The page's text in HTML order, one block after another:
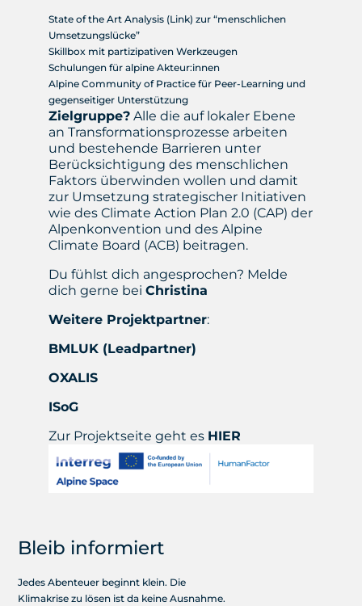
State of the Art Analysis (Link) zur “menschlichen
Umsetzungslücke”
Skillbox mit partizipativen Werkzeugen
Schulungen für alpine Akteur:innen
Alpine Community of Practice für Peer-Learning und
gegenseitiger Unterstützung
Zielgruppe?Alle die auf lokaler Ebene
an Transformationsprozesse arbeiten
und bestehende Barrieren unter
Berücksichtigung des menschlichen
Faktors überwinden wollen und damit
zur Umsetzung strategischer Initiativen
wie des Climate Action Plan 2.0 (CAP) der
Alpenkonvention und des Alpine
Climate Board (ACB) beitragen.
Du fühlst dich angesprochen? Melde
dich gerne bei Christina
Weitere Projektpartner:
BMLUK (Leadpartner)
OXALIS
ISoG
Zur Projektseite geht es HIER
Bleib informiert
Jedes Abenteuer beginnt klein. Die
Klimakrise zu lösen ist da keine Ausnahme.